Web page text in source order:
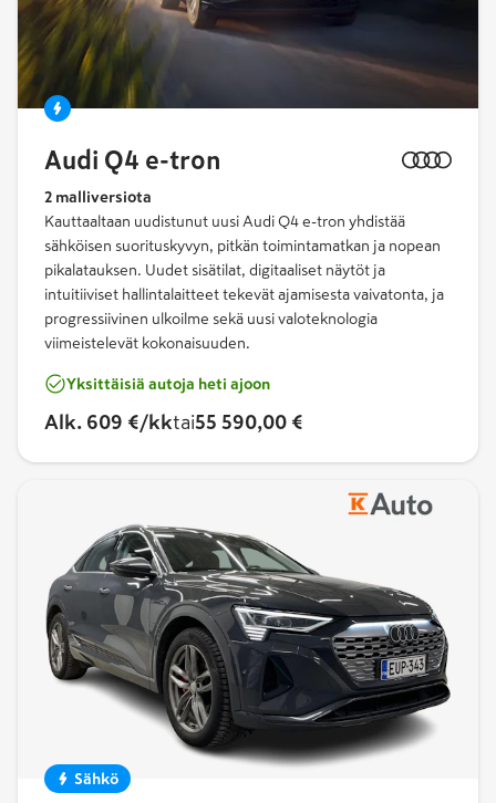
Audi Q4 e-tron
2 malliversiota
Kauttaaltaan uudistunut uusi Audi Q4 e-tron yhdistää
sähköisen suorituskyvyn, pitkän toimintamatkan ja nopean
pikalatauksen. Uudet sisätilat, digitaaliset näytöt ja
intuitiiviset hallintalaitteet tekevät ajamisesta vaivatonta, ja
progressiivinen ulkoilme sekä uusi valoteknologia
viimeistelevät kokonaisuuden.
Yksittäisiä autoja heti ajoon
Alk. 609 €/kktai55 590,00 €
Sähkö